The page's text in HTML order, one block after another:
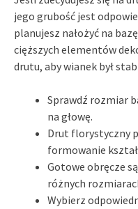
jego grubość jest
planujesz nałożyć na
cięższych elementów
drutu, aby wianek był
Sprawdź rozmiar
na głowę.
Drut florystyczny
formowanie
Gotowe obręcze
różnych
Wybierz